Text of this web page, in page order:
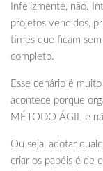
Infelizmente, não.
projetos vendidos,
times que ficam
completo.
Esse cenário é
acontece porque
MÉTODO ÁGIL e
Ou seja, adotar
criar os papéis é de